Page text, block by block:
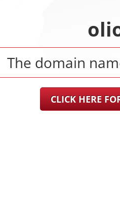
The domain
CLICK HERE